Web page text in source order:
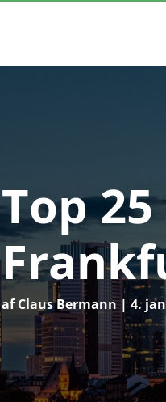
Top
afClaus Bermann|4.